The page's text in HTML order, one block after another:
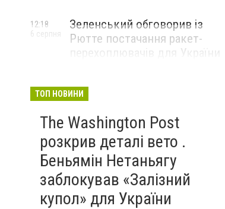
Зеленський обговорив із
Рютте постачання ракет-
перехоплювачів для України
12:18
6 серпня
ТОП НОВИНИ
The Washington Post
розкрив деталі вето .
Беньямін Нетаньягу
заблокував «Залізний
купол» для України